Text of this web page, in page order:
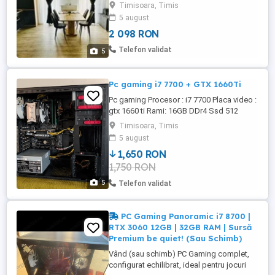
5
PENTRU 1 MASINA LA 5 minute de lidl,
carefour, penny, statie autobuz
Caracteristici: Bloc nou: . 2 camere ( living
+ bucatarie open-space) 33 mp; . 1
Timisoara, Timis
5 august
2 098 RON
Telefon validat
5
Pc gaming i7 7700 + GTX 1660Ti
Pc gaming Procesor : i7 7700 Placa video :
gtx 1660 ti Rami: 16GB DDr4 Ssd 512
Samsung Carcasa cu 2 ventilatoare Sursa
500 W Windows 11 cu licenta instalat.
Perfect functional. Pretul afisat a fost
redus este Fix!
Timisoara, Timis
5 august
1,650 RON
1,750 RON
Telefon validat
PC Gaming Panoramic i7 8700 |
RTX 3060 12GB | 32GB RAM | Sursă
Premium be quiet! (Sau Schimb)
Vând (sau schimb) PC Gaming complet,
configurat echilibrat, ideal pentru jocuri